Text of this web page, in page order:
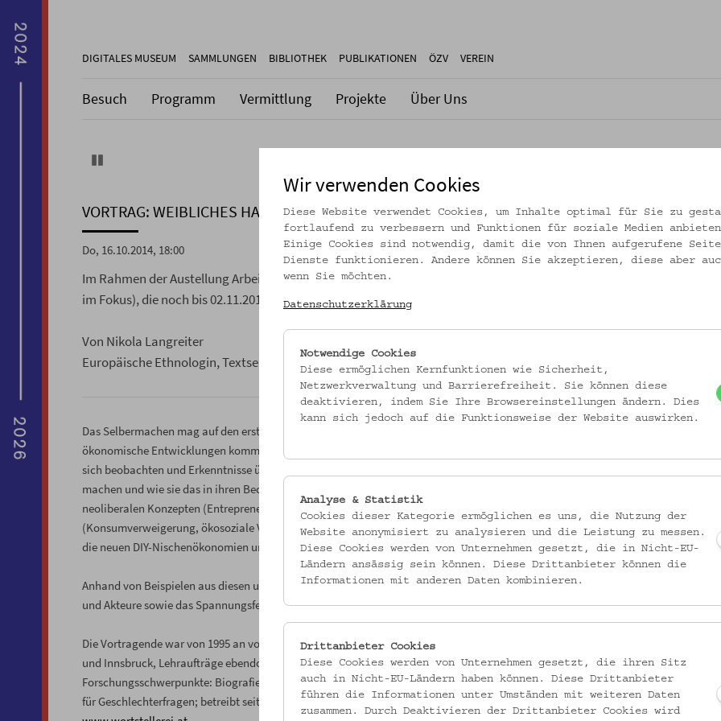
DIGITALES MUSEUM SAMMLUNGEN BIBLIOTHEK PUBLIKATIONEN ÖZV VEREIN
Besuch Programm Vermittlung Projekte Über Uns
VORTRAG: WEIBLICHES HANDARBEITEN - ZWISCHEN NOTWENDIGKEIT UND ÜBERFLUSS
Do, 16.10.2014, 18:00
Im Rahmen der Austellung Arbeiten ruthenischer Flüchtlinge im Ersten Weltkrieg: Stick- und Knüpfmusterstücke
im Fokus), die noch bis 02.11.2014 zu sehen ist!
Von Nikola Langreiter
Europäische Ethnologin, Textservice Wortstellerei, Lustenau
Das Selbermachen mag auf den ersten Blick harm- und belanglos scheinen. Doch viele rezente soziale, kulturelle, politische und
ökonomische Entwicklungen kommen in diesem Phänomen zum Ausdruck. Strategien des Umgangs mit diesen Entwicklungen
sich beobachten und Erkenntnisse über Kultur und Gesellschaft gewinnen. Ganz allgemein wird gefragt, warum Menschen jeweils
machen und wie sie das in ihren Bedeutungshaushalt einbauen. Die aktuelle DIY-Welle ist ambivalent: Selbermachen passt zu
neoliberalen Konzepten (Entrepreneurship, Eigenverantwortung) und kann zugleich als Widerständigkeit interpretiert werden
(Konsumverweigerung, ökosoziale Verantwortung, Selbstbestimmung). Neben dem traditionellen Handarbeiten und
die neuen DIY-Nischenökonomien und auch das Radical Crafting hier ein Thema.
Anhand von Beispielen aus diesen unterschiedlichen Feldern des Selbermachens beleuchtet der Vortrag Sinnstiftungen der
und Akteure sowie das Spannungsfeld Notwendigkeit und Überfluss.
Die Vortragende war von 1995 an vor allem freiberuflich als Kulturwissenschaftlerin tätig; Vertragsassistenzen an den
und Innsbruck, Lehraufträge ebendort und am IFF/Universität Klagenfurt; dazwischen Verlags- und Redaktionsarbeit.
Forschungsschwerpunkte: Biografieforschung, Tourismus im Alpenraum, Wissenschaftskulturen, DIY – mit einem anhaltenden
für Geschlechterfragen; betreibt seit 2014 die Wortstellerei.
Wir verwenden Cookies
Diese Website verwendet Cookies, um Inhalte optimal für Sie zu
fortlaufend zu verbessern und Funktionen für soziale Medien anbieten
Einige Cookies sind notwendig, damit die von Ihnen aufgerufene
Dienste funktionieren. Andere können Sie akzeptieren, diese aber
wenn Sie möchten.
Datenschutzerklärung
Notwendige Cookies
Diese ermöglichen Kernfunktionen wie Sicherheit,
Netzwerkverwaltung und Barrierefreiheit. Sie können diese
deaktivieren, indem Sie Ihre Browsereinstellungen ändern. Dies
kann sich jedoch auf die Funktionsweise der Website auswirken.
Analyse & Statistik
Cookies dieser Kategorie ermöglichen es uns, die Nutzung der
Website anonymisiert zu analysieren und die Leistung zu messen.
Diese Cookies werden von Unternehmen gesetzt, die in Nicht-EU-
Ländern ansässig sein können. Diese Drittanbieter können die
Informationen mit anderen Daten kombinieren.
Drittanbieter Cookies
Diese Cookies werden von Unternehmen gesetzt, die ihren Sitz
auch in Nicht-EU-Ländern haben können. Diese Drittanbieter
führen die Informationen unter Umständen mit weiteren Daten
zusammen. Durch Deaktivieren der Drittanbieter Cookies wird